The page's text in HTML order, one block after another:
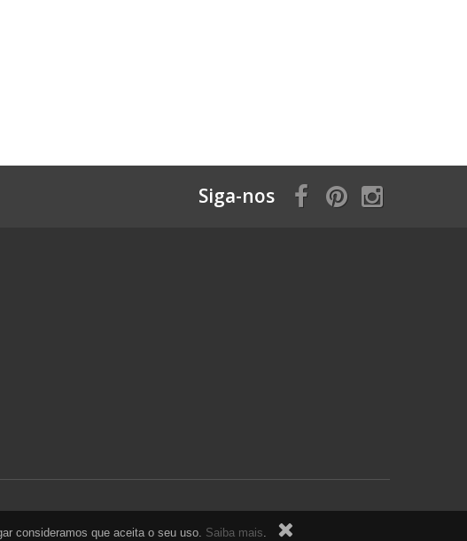
Siga-nos
consideramos que aceita o seu uso. Saiba mais.